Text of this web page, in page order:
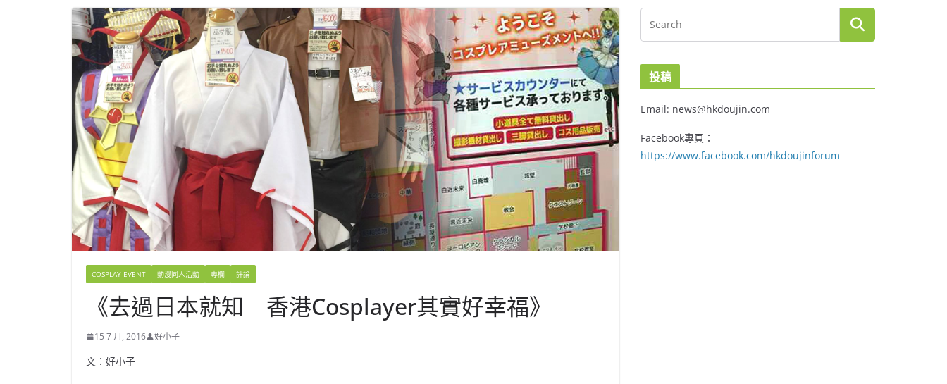
COSPLAY EVENT 動漫同人活動 專欄 評論
《去過日本就知 香港Cosplayer其實好幸福》
15 7 月, 2016 好小子
文：好小子
投稿
Email: news@hkdoujin.com
Facebook專頁：
https://www.facebook.com/hkdoujinforum